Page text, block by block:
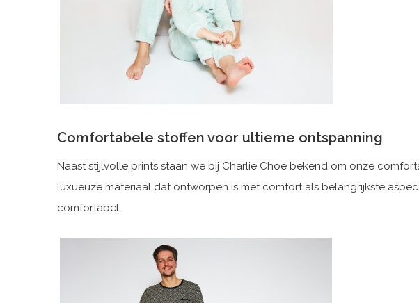
Comfortabele stoffen voor ultieme ontspanning
Naast stijlvolle prints staan we bij Charlie Choe bekend om onze
luxueuze materiaal dat ontworpen is met comfort als belangrijkste
comfortabel.